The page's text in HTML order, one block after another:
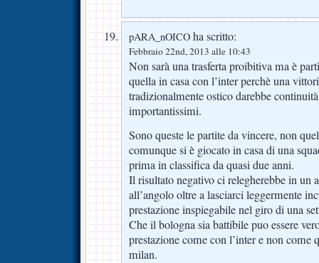
pARA_nOICO ha scritto:
Febbraio 22nd, 2013 alle 10:43
Non sarà una trasferta proibitiva ma è
quella in casa con l’inter perchè una
tradizionalmente ostico darebbe
importantissimi.
Sono queste le partite da vincere, non
comunque si è giocato in casa di una
prima in classifica da quasi due anni.
Il risultato negativo ci relegherebbe in un
all’angolo oltre a lasciarci leggermente
prestazione inspiegabile nel giro di una
Che il bologna sia battibile puo essere
prestazione come con l’inter e non come
milan.